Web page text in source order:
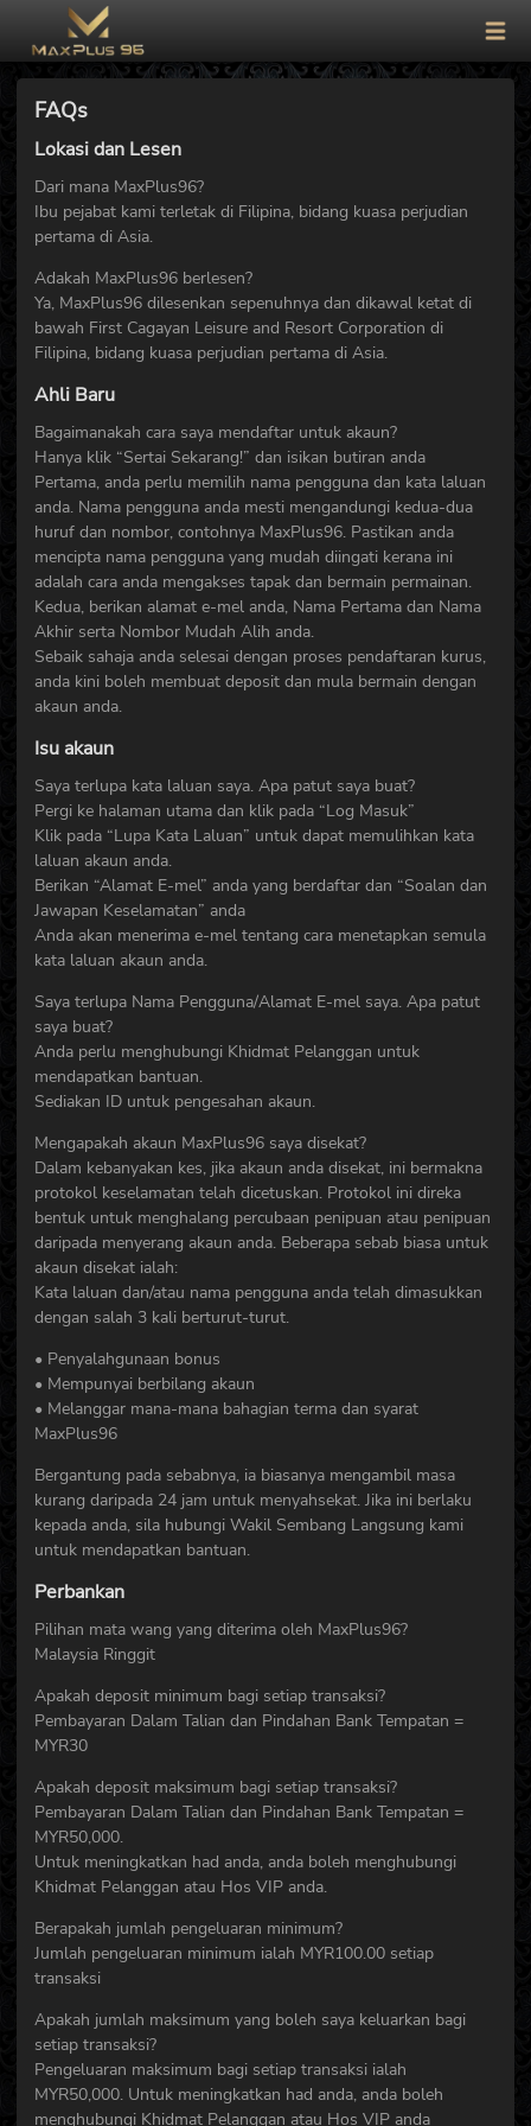
FAQs
Lokasi dan Lesen
Dari mana MaxPlus96?
Ibu pejabat kami terletak di Filipina, bidang kuasa perjudian
pertama di Asia.
Adakah MaxPlus96 berlesen?
Ya, MaxPlus96 dilesenkan sepenuhnya dan dikawal ketat di
bawah First Cagayan Leisure and Resort Corporation di
Filipina, bidang kuasa perjudian pertama di Asia.
Ahli Baru
Bagaimanakah cara saya mendaftar untuk akaun?
Hanya klik “Sertai Sekarang!” dan isikan butiran anda
Pertama, anda perlu memilih nama pengguna dan kata laluan
anda. Nama pengguna anda mesti mengandungi kedua-dua
huruf dan nombor, contohnya MaxPlus96. Pastikan anda
mencipta nama pengguna yang mudah diingati kerana ini
adalah cara anda mengakses tapak dan bermain permainan.
Kedua, berikan alamat e-mel anda, Nama Pertama dan Nama
Akhir serta Nombor Mudah Alih anda.
Sebaik sahaja anda selesai dengan proses pendaftaran kurus,
anda kini boleh membuat deposit dan mula bermain dengan
akaun anda.
Isu akaun
Saya terlupa kata laluan saya. Apa patut saya buat?
Pergi ke halaman utama dan klik pada “Log Masuk”
Klik pada “Lupa Kata Laluan” untuk dapat memulihkan kata
laluan akaun anda.
Berikan “Alamat E-mel” anda yang berdaftar dan “Soalan dan
Jawapan Keselamatan” anda
Anda akan menerima e-mel tentang cara menetapkan semula
kata laluan akaun anda.
Saya terlupa Nama Pengguna/Alamat E-mel saya. Apa patut
saya buat?
Anda perlu menghubungi Khidmat Pelanggan untuk
mendapatkan bantuan.
Sediakan ID untuk pengesahan akaun.
Mengapakah akaun MaxPlus96 saya disekat?
Dalam kebanyakan kes, jika akaun anda disekat, ini bermakna
protokol keselamatan telah dicetuskan. Protokol ini direka
bentuk untuk menghalang percubaan penipuan atau penipuan
daripada menyerang akaun anda. Beberapa sebab biasa untuk
akaun disekat ialah:
Kata laluan dan/atau nama pengguna anda telah dimasukkan
dengan salah 3 kali berturut-turut.
• Penyalahgunaan bonus
• Mempunyai berbilang akaun
• Melanggar mana-mana bahagian terma dan syarat
MaxPlus96
Bergantung pada sebabnya, ia biasanya mengambil masa
kurang daripada 24 jam untuk menyahsekat. Jika ini berlaku
kepada anda, sila hubungi Wakil Sembang Langsung kami
untuk mendapatkan bantuan.
Perbankan
Pilihan mata wang yang diterima oleh MaxPlus96?
Malaysia Ringgit
Apakah deposit minimum bagi setiap transaksi?
Pembayaran Dalam Talian dan Pindahan Bank Tempatan =
MYR30
Apakah deposit maksimum bagi setiap transaksi?
Pembayaran Dalam Talian dan Pindahan Bank Tempatan =
MYR50,000.
Untuk meningkatkan had anda, anda boleh menghubungi
Khidmat Pelanggan atau Hos VIP anda.
Berapakah jumlah pengeluaran minimum?
Jumlah pengeluaran minimum ialah MYR100.00 setiap
transaksi
Apakah jumlah maksimum yang boleh saya keluarkan bagi
setiap transaksi?
Pengeluaran maksimum bagi setiap transaksi ialah
MYR50,000. Untuk meningkatkan had anda, anda boleh
menghubungi Khidmat Pelanggan atau Hos VIP anda